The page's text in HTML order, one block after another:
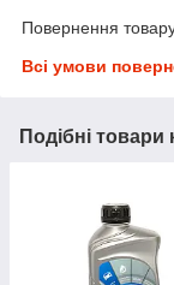
Повернення
Всі умови
Подібні товари